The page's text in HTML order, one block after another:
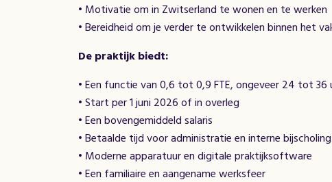
• Motivatie om in Zwitserland te wonen en te werken
• Bereidheid om je verder te ontwikkelen binnen het
De praktijk biedt:
• Een functie van 0,6 tot 0,9 FTE, ongeveer 24 tot 36
• Start per 1 juni 2026 of in overleg
• Een bovengemiddeld salaris
• Betaalde tijd voor administratie en interne bijscholing
• Moderne apparatuur en digitale praktijksoftware
• Een familiaire en aangename werksfeer